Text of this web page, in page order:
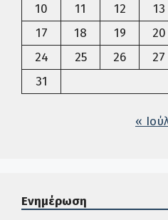
10
11 12 13
17
18 19 20
24
25 26 27
31
«
Ενημέρωση